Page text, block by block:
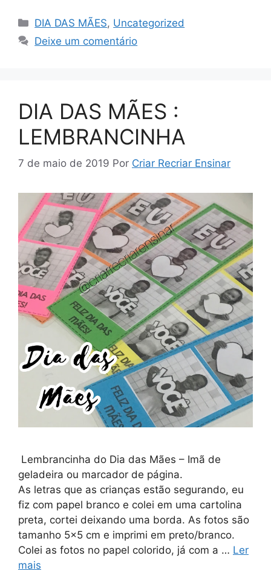
DIA DAS MÃES, Uncategorized
Deixe um comentário
DIA DAS MÃES :
LEMBRANCINHA
7 de maio de 2019 Por Criar Recriar Ensinar
Lembrancinha do Dia das Mães – Imã de
geladeira ou marcador de página. ⠀⠀⠀⠀⠀⠀⠀⠀⠀
As letras que as crianças estão segurando, eu
fiz com papel branco e colei em uma cartolina
preta, cortei deixando uma borda. As fotos são
tamanho 5×5 cm e imprimi em preto/branco.
Colei as fotos no papel colorido, já com a … Ler
mais